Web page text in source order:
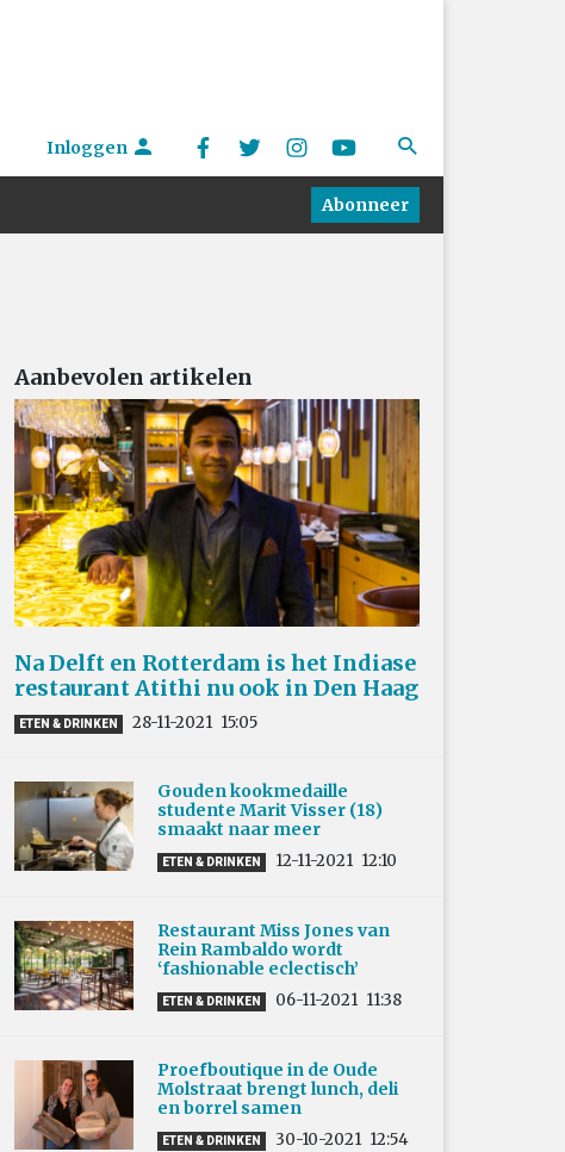
Inloggen
Abonneer
Aanbevolen artikelen
Na Delft en Rotterdam is het Indiase
restaurant Atithi nu ook in Den Haag
ETEN & DRINKEN 28-11-2021 15:05
Gouden kookmedaille
studente Marit Visser (18)
smaakt naar meer
ETEN & DRINKEN 12-11-2021 12:10
Restaurant Miss Jones van
Rein Rambaldo wordt
‘fashionable eclectisch’
ETEN & DRINKEN 06-11-2021 11:38
Proefboutique in de Oude
Molstraat brengt lunch, deli
en borrel samen
ETEN & DRINKEN 30-10-2021 12:54